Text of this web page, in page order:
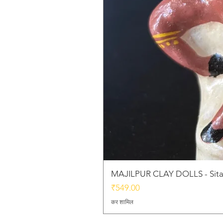
MAJILPUR CLAY DOLLS -
मूल्य
₹549.00
कर शामिल